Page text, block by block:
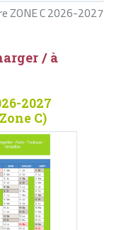
ZONE C 2026-2027
/ à
2027
C)